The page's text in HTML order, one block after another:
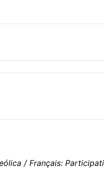
/ Français: